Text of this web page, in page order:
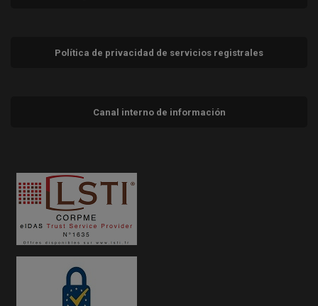
Política de privacidad de servicios registrales
Canal interno de información